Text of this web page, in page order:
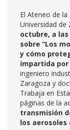
El Ateneo de
Universidad de
octubre, a
sobre “Los
y cómo
impartida por
ingeniero
Zaragoza y
Trabaja en
páginas de la
transmisión
los aerosoles